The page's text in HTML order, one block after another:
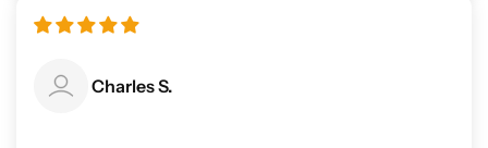
Charles S.